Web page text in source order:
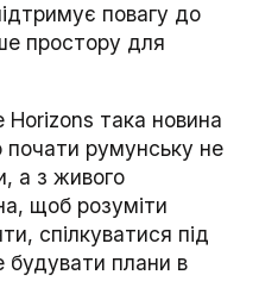
повагу до
простору для
Horizons така новина
румунську не
а з живого
щоб розуміти
спілкуватися під
будувати плани в